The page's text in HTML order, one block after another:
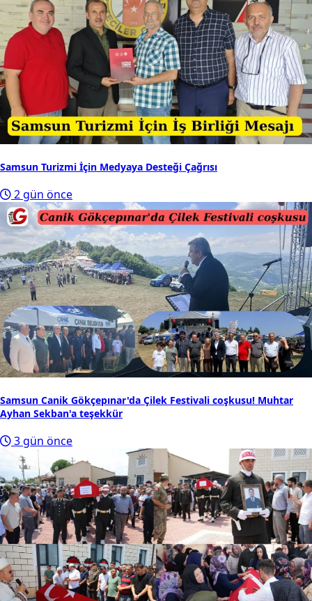
Samsun Turizmi İçin Medyaya Desteği Çağrısı
2 gün önce
Samsun Canik Gökçepınar'da Çilek Festivali coşkusu! Muhtar
Ayhan Sekban'a teşekkür
3 gün önce